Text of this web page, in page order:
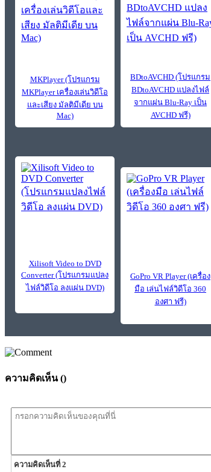
MKPlayer (โปรแกรม
MKPlayer เครื่องเล่นวิดีโอ
และเสียง มัลติมีเดีย บน
Mac)
BDtoAVCHD (โปรแกรม
BDtoAVCHD แปลงไฟล์
จากแผ่น Blu-Ray เป็น
AVCHD ฟรี)
Xilisoft Video to DVD
Converter (โปรแกรมแปลง
ไฟล์วิดีโอ ลงแผ่น DVD)
GoPro VR Player (เครื่อง
มือ เล่นไฟล์วิดีโอ 360
องศา ฟรี)
ความคิดเห็น ()
ความคิดเห็นที่ 2